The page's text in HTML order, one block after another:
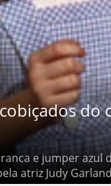
do
e jumper azul de
Garland , usou no